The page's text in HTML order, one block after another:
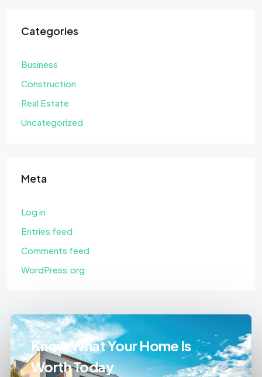
Categories
Business
Construction
Real Estate
Uncategorized
Meta
Log in
Entries feed
Comments feed
WordPress.org
Know What Your Home Is
Worth Today